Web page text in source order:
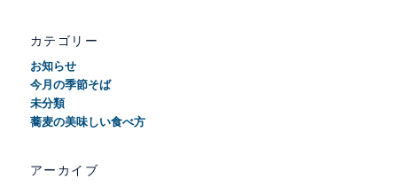
カテゴリー
お知らせ
今月の季節そば
未分類
蕎麦の美味しい食べ方
アーカイブ